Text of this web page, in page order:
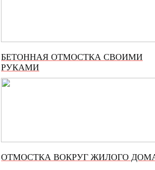
БЕТОННАЯ ОТМОСТКА СВОИМИ
РУКАМИ
ОТМОСТКА ВОКРУГ ЖИЛОГО